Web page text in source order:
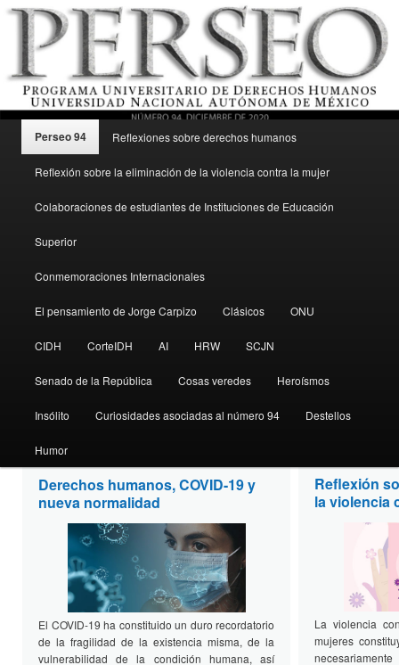
Perseo – PUDH UNAM
Menú principal
Ir al contenido secundario
Perseo 94 Reflexiones sobre derechos humanos
Reflexión sobre la eliminación de la violencia contra la mujer
Colaboraciones de estudiantes de Instituciones de Educación
Superior
Conmemoraciones Internacionales
El pensamiento de Jorge Carpizo Clásicos ONU
CIDH CorteIDH AI HRW SCJN
Senado de la República Cosas veredes Heroísmos
Insólito Curiosidades asociadas al número 94 Destellos
Humor
Perseo 94
Derechos humanos, COVID-19 y
nueva normalidad
El COVID-19 ha constituido un duro recordatorio
de la fragilidad de la existencia misma, de la
vulnerabilidad de la condición humana, así
Reflexión
la violencia
La violencia
mujeres